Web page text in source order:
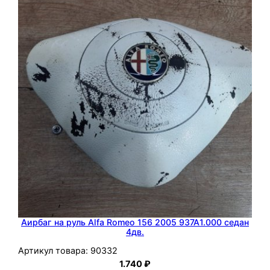
2
0
2
0
0
A
F
H
V
е
Аирбаг на руль Alfa Romeo 156 2005 937A1.000 седан
4дв.
Артикул товара: 90332
1.740₽